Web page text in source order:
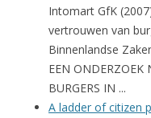
Intomart GfK
vertrouwen van
Binnenlandse
EEN ONDERZOEK
BURGERS IN ...
A ladder of citizen